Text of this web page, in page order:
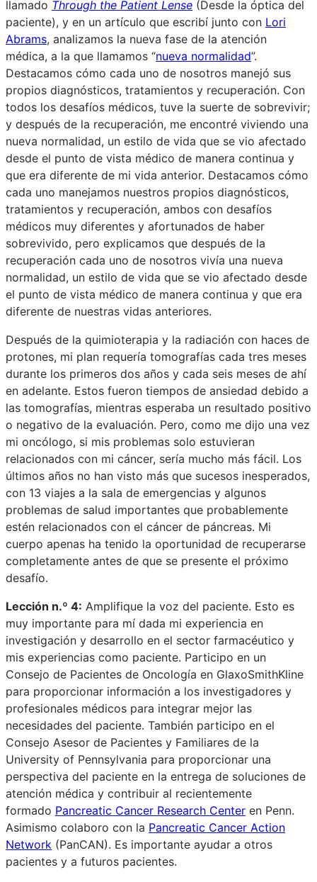
llamado Through the Patient Lense (Desde la óptica del
paciente), y en un artículo que escribí junto con Lori
Abrams, analizamos la nueva fase de la atención
médica, a la que llamamos “nueva normalidad”.
Destacamos cómo cada uno de nosotros manejó sus
propios diagnósticos, tratamientos y recuperación. Con
todos los desafíos médicos, tuve la suerte de sobrevivir;
y después de la recuperación, me encontré viviendo una
nueva normalidad, un estilo de vida que se vio afectado
desde el punto de vista médico de manera continua y
que era diferente de mi vida anterior. Destacamos cómo
cada uno manejamos nuestros propios diagnósticos,
tratamientos y recuperación, ambos con desafíos
médicos muy diferentes y afortunados de haber
sobrevivido, pero explicamos que después de la
recuperación cada uno de nosotros vivía una nueva
normalidad, un estilo de vida que se vio afectado desde
el punto de vista médico de manera continua y que era
diferente de nuestras vidas anteriores.
Después de la quimioterapia y la radiación con haces de
protones, mi plan requería tomografías cada tres meses
durante los primeros dos años y cada seis meses de ahí
en adelante. Estos fueron tiempos de ansiedad debido a
las tomografías, mientras esperaba un resultado positivo
o negativo de la evaluación. Pero, como me dijo una vez
mi oncólogo, si mis problemas solo estuvieran
relacionados con mi cáncer, sería mucho más fácil. Los
últimos años no han visto más que sucesos inesperados,
con 13 viajes a la sala de emergencias y algunos
problemas de salud importantes que probablemente
estén relacionados con el cáncer de páncreas. Mi
cuerpo apenas ha tenido la oportunidad de recuperarse
completamente antes de que se presente el próximo
desafío.
Lección n.º 4: Amplifique la voz del paciente. Esto es
muy importante para mí dada mi experiencia en
investigación y desarrollo en el sector farmacéutico y
mis experiencias como paciente. Participo en un
Consejo de Pacientes de Oncología en GlaxoSmithKline
para proporcionar información a los investigadores y
profesionales médicos para integrar mejor las
necesidades del paciente. También participo en el
Consejo Asesor de Pacientes y Familiares de la
University of Pennsylvania para proporcionar una
perspectiva del paciente en la entrega de soluciones de
atención médica y contribuir al recientemente
formado Pancreatic Cancer Research Center en Penn.
Asimismo colaboro con la Pancreatic Cancer Action
Network (PanCAN). Es importante ayudar a otros
pacientes y a futuros pacientes.